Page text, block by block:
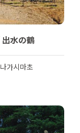
水の鶴
가시마초